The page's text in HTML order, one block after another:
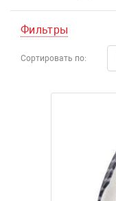
Фильтры
Сортировать по: